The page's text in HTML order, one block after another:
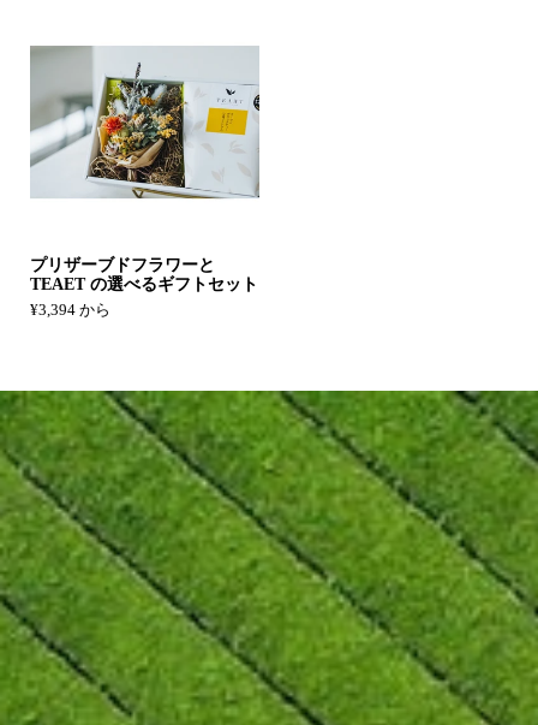
プリザーブドフラワーと
TEAET の選べるギフトセット
¥3,394 から